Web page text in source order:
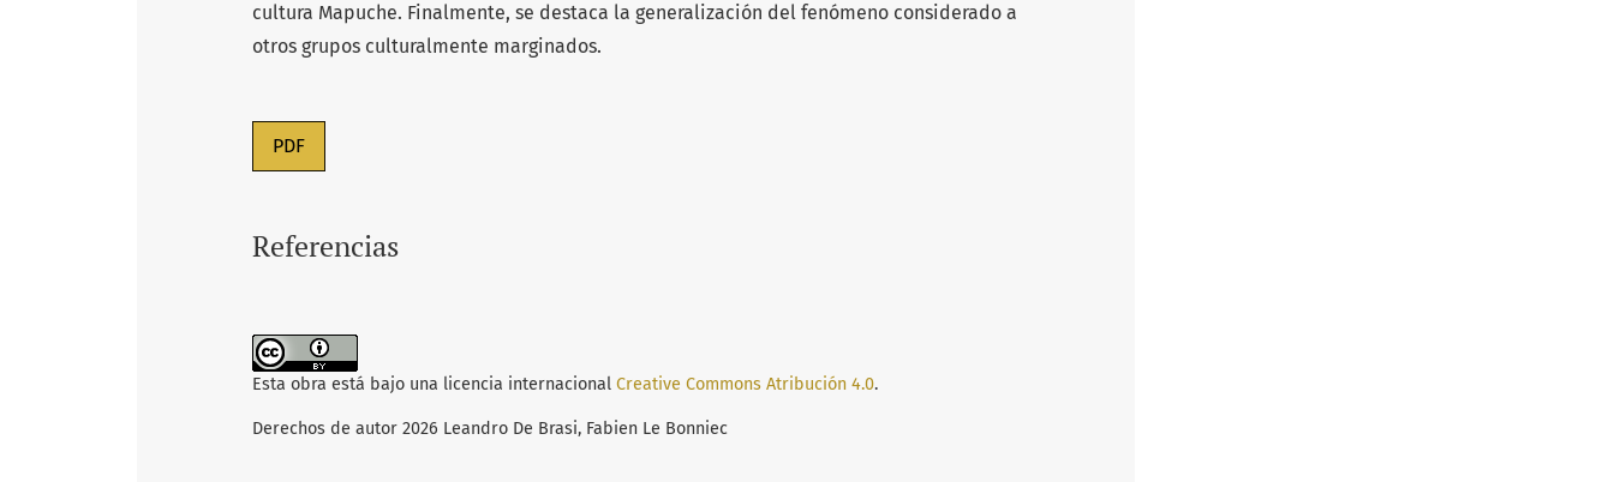
cultura Mapuche. Finalmente, se destaca la generalización del fenómeno considerado a
otros grupos culturalmente marginados.
PDF
Referencias
Esta obra está bajo una licencia internacional Creative Commons Atribución 4.0.
Derechos de autor 2026 Leandro De Brasi, Fabien Le Bonniec